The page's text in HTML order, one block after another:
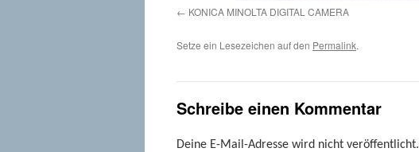
KONICA MINOLTA DIGITAL CAMERA
Setze ein Lesezeichen auf den Permalink.
Schreibe einen Kommentar
Deine E-Mail-Adresse wird nicht veröffentlicht.